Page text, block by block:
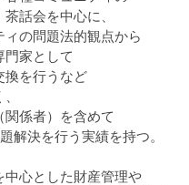
話会を中心に、
ィの問題法的観点から
門家として
換を行うなど
関係者）を含めて
解決を行う実績を持つ。
中心とした財産管理や